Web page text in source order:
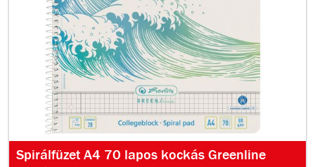
Spirálfüzet A4 70 lapos kockás Greenline